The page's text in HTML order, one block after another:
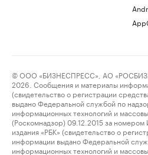
© ООО «БИЗНЕСПРЕСС», АО
2026. Сообщения и материалы
(свидетельство о регистрации
выдано Федеральной службой по
информационных технологий и
(Роскомнадзор) 09.12.2015 за
издания «РБК» (свидетельство о
информации выдано Федеральной
информационных технологий и